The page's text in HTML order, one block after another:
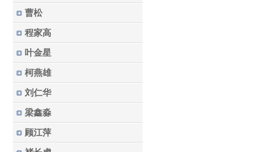
曹松
程家高
叶金星
柯燕雄
刘仁华
梁鑫淼
顾江萍